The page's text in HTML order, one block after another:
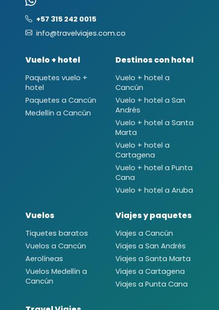
+57 315 242 0015
info@travelviajes.com.co
Vuelo + hotel
Paquetes vuelo +
hotel
Paquetes a Cancún
Medellín a Cancún
Destinos con hotel
Vuelo + hotel a
Cancún
Vuelo + hotel a San
Andrés
Vuelo + hotel a Santa
Marta
Vuelo + hotel a
Cartagena
Vuelo + hotel a Punta
Cana
Vuelo + hotel a Aruba
Vuelos
Tiquetes baratos
Vuelos a Cancún
Aerolíneas
Vuelos Medellín a
Cancún
Viajes y paquetes
Viajes a Cancún
Viajes a San Andrés
Viajes a Santa Marta
Viajes a Cartagena
Viajes a Punta Cana